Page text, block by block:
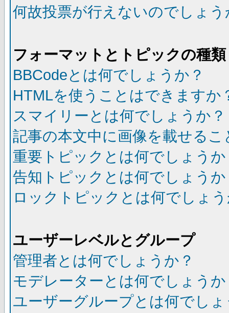
何故投票が行えないのでしょう
フォーマットとトピックの種類
BBCodeとは何でしょうか？
HTMLを使うことはできますか
スマイリーとは何でしょうか？
記事の本文中に画像を載せる
重要トピックとは何でしょうか
告知トピックとは何でしょうか
ロックトピックとは何でしょ
ユーザーレベルとグループ
管理者とは何でしょうか？
モデレーターとは何でしょうか
ユーザーグループとは何でし